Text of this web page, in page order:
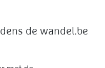
de wandel.be